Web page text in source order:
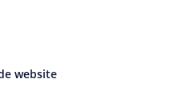
website